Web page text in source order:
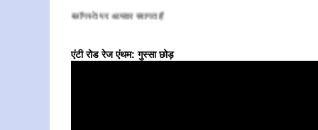
सादर ब्लॉगस्ते पर आपका स्वागत है
एंटी रोड रेज एंथम: गुस्सा छोड़